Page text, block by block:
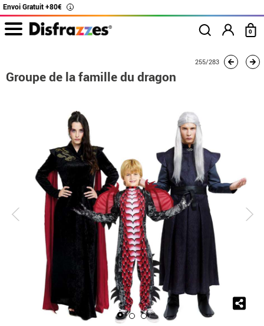
Envoi Gratuit +80€ i
0
Game of Thrones
255/283
Groupe de la famille du dragon